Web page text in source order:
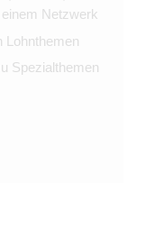
Netzwerk
Lohnthemen
Spezialthemen